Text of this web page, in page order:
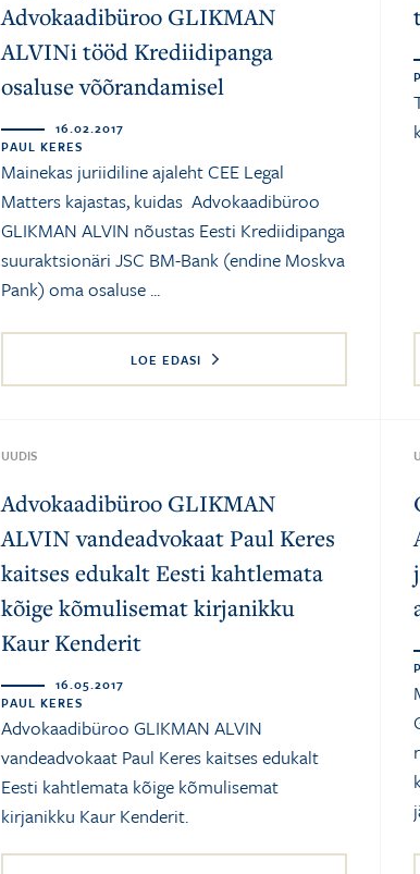
Advokaadibüroo GLIKMAN
ALVINi tööd Krediidipanga
osaluse võõrandamisel
16.02.2017
PAUL KERES
Mainekas juriidiline ajaleht CEE Legal
Matters kajastas, kuidas Advokaadibüroo
GLIKMAN ALVIN nõustas Eesti Krediidipanga
suuraktsionäri JSC BM-Bank (endine Moskva
Pank) oma osaluse ...
LOE EDASI
UUDIS
Advokaadibüroo GLIKMAN
ALVIN vandeadvokaat Paul Keres
kaitses edukalt Eesti kahtlemata
kõige kõmulisemat kirjanikku
Kaur Kenderit
16.05.2017
PAUL KERES
Advokaadibüroo GLIKMAN ALVIN
vandeadvokaat Paul Keres kaitses edukalt
Eesti kahtlemata kõige kõmulisemat
kirjanikku Kaur Kenderit.